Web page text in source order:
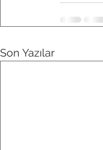
Son Yazılar